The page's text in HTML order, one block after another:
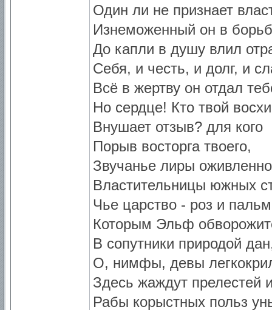
Один ли не признает
Изнеможенный он в
До капли в душу влил
Себя, и честь, и долг, и
Всё в жертву он отдал
Но сердце! Кто твой
Внушает отзыв? для кого
Порыв восторга твоего,
Звучанье лиры
Властительницы южных
Чье царство - роз и
Которым Эльф
В сопутники природой
О, нимфы, девы
Здесь жаждут прелестей
Рабы корыстных польз